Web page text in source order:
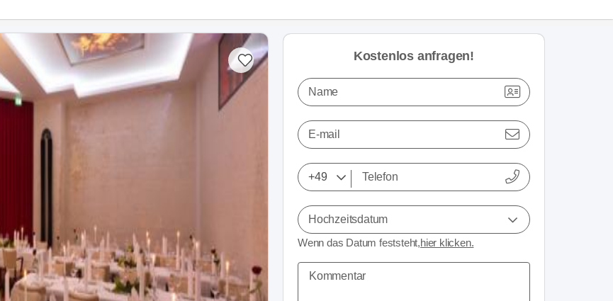
Kostenlos anfragen!
Name
E-mail
Hochzeitsdatum
Wenn das Datum feststeht,hier klicken.